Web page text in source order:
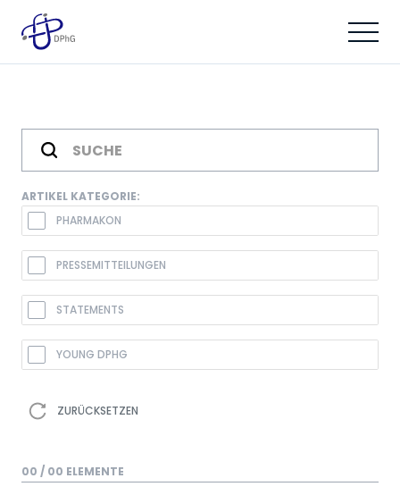
ARTIKEL KATEGORIE:
PHARMAKON
PRESSEMITTEILUNGEN
STATEMENTS
YOUNG DPHG
ZURÜCKSETZEN
00 / 00 ELEMENTE